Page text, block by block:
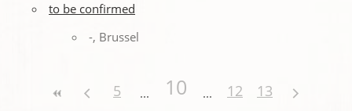
to be confirmed
-, Brussel
5 10 12 13